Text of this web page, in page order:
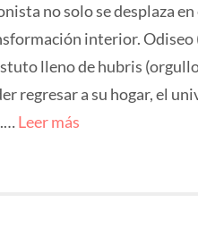
no solo se desplaza
interior. Odiseo
lleno de hubris
regresar a su hogar, el
Leer más